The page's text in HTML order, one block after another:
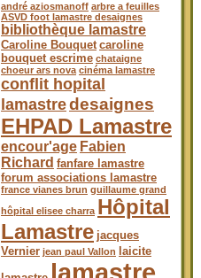
andré aziosmanoff arbre a feuilles
ASVD foot lamastre desaignes
bibliothèque lamastre
Caroline Bouquet caroline
bouquet escrime chataigne
choeur ars nova cinéma lamastre
conflit hopital
lamastredesaignes
EHPAD Lamastre
encour'age Fabien
Richard fanfare lamastre
forum associations lamastre
france vianes brun guillaume grand
hôpital elisee charra Hôpital
Lamastre jacques
Vernier jean paul Vallon
laicite